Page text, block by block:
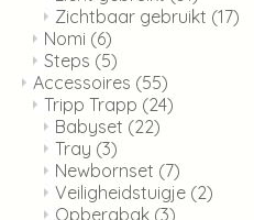
Zichtbaar gebruikt (17)
Nomi (6)
Steps (5)
Accessoires (55)
Tripp Trapp (24)
Babyset (22)
Tray (3)
Newbornset (7)
Veiligheidstuigje (2)
Opbergbak (3)